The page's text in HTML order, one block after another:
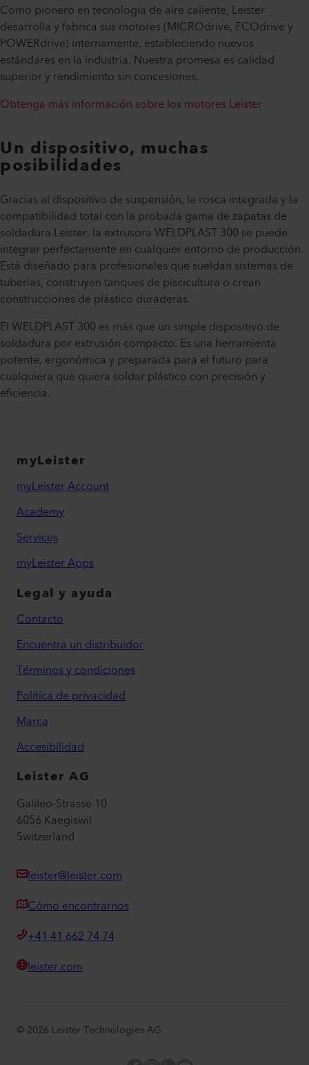
Como pionero en tecnología de aire caliente, Leister
desarrolla y fabrica sus motores (MICROdrive, ECOdrive y
POWERdrive) internamente, estableciendo nuevos
estándares en la industria. Nuestra promesa es calidad
superior y rendimiento sin concesiones.
Obtenga más información sobre los motores Leister
Un dispositivo, muchas
posibilidades
Gracias al dispositivo de suspensión, la rosca integrada y la
compatibilidad total con la probada gama de zapatas de
soldadura Leister, la extrusora WELDPLAST 300 se puede
integrar perfectamente en cualquier entorno de producción.
Está diseñado para profesionales que sueldan sistemas de
tuberías, construyen tanques de piscicultura o crean
construcciones de plástico duraderas.
El WELDPLAST 300 es más que un simple dispositivo de
soldadura por extrusión compacto. Es una herramienta
potente, ergonómica y preparada para el futuro para
cualquiera que quiera soldar plástico con precisión y
eficiencia.
myLeister
myLeister Account
Academy
Services
myLeister Apps
Legal y ayuda
Contacto
Encuentra un distribuidor
Términos y condiciones
Política de privacidad
Marca
Accesibilidad
Leister AG
Galileo-Strasse 10
6056 Kaegiswil
Switzerland
leister@leister.com
Cómo encontrarnos
+41 41 662 74 74
leister.com
© 2026 Leister Technologies AG